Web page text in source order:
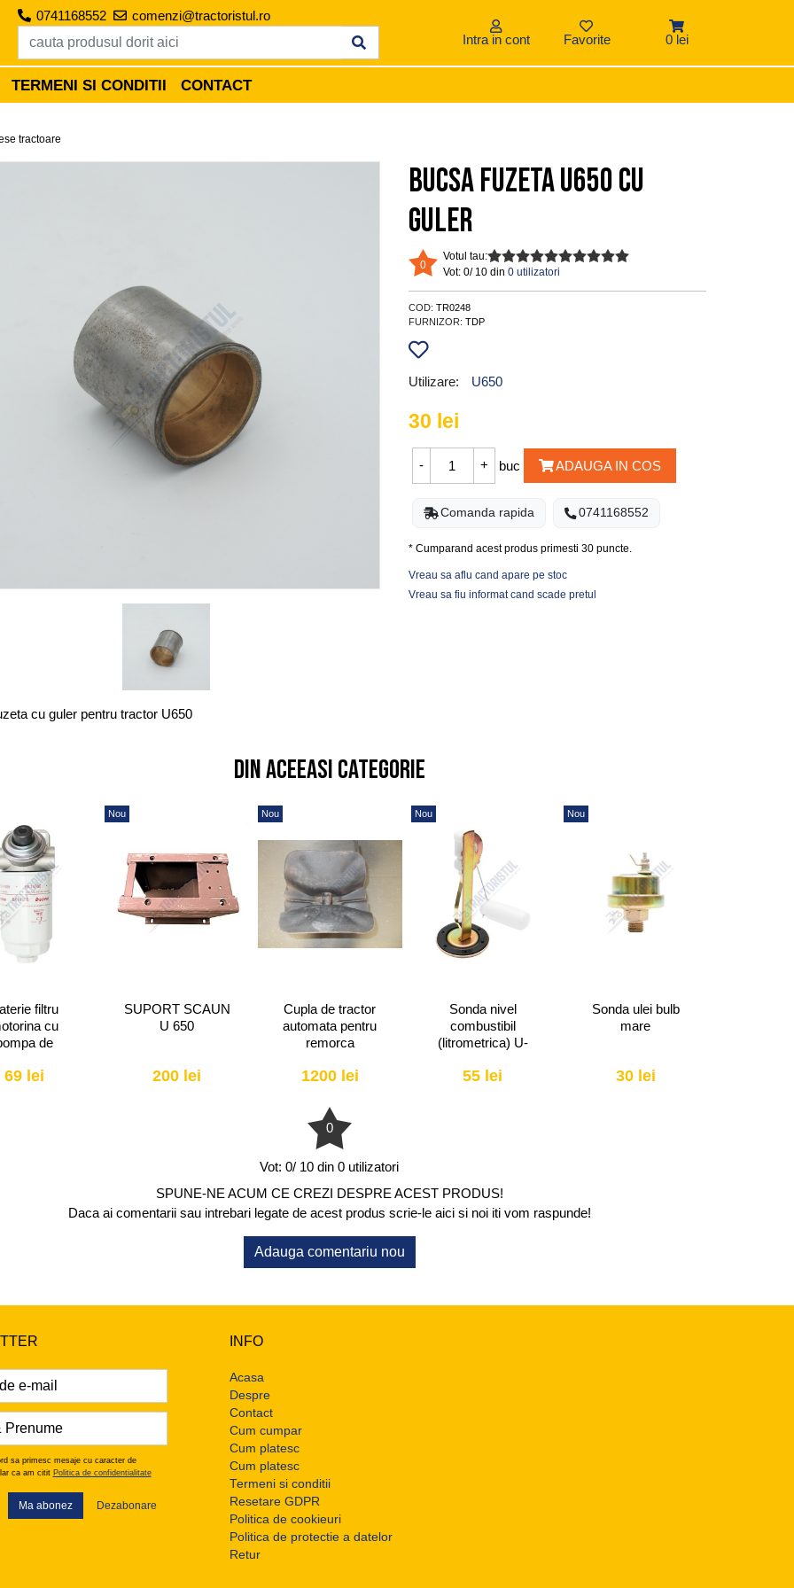
Intra in cont Favorite 0 lei
0741168552 comenzi@tractoristul.ro
TERMENI SI CONDITII CONTACT
tractoare
Bucsa fuzeta U650 cu
guler
0
Votul tau:
Vot:0/ 10 din0 utilizatori
COD:TR0248
FURNIZOR: TDP
Utilizare: U650
30 lei
buc ADAUGA IN COS
Comanda rapida 0741168552
* Cumparand acest produs primesti30 puncte.
Vreau sa aflu cand apare pe stoc
Vreau sa fiu informat cand scade pretul
cu guler pentru tractor U650
Din aceeasi categorie
filtru
cu
de
aerisitor)
69 lei
Nou
SUPORT SCAUN
U 650
200 lei
Nou
Cupla de tractor
automata pentru
remorca
1200 lei
Nou
Sonda nivel
combustibil
(litrometrica) U-
55 lei
Nou
Sonda ulei bulb
mare
30 lei
0
Vot: 0/ 10 din 0 utilizatori
SPUNE-NE ACUM CE CREZI DESPRE ACEST PRODUS!
Daca ai comentarii sau intrebari legate de acest produs scrie-le aici si noi iti vom raspunde!
Adauga comentariu nou
sa primesc mesaje cu caracter de
ca am citit Politica de confidentialitate
Ma abonez Dezabonare
INFO
Acasa
Despre
Contact
Cum cumpar
Cum platesc
Cum platesc
Termeni si conditii
Resetare GDPR
Politica de cookieuri
Politica de protectie a datelor
Retur